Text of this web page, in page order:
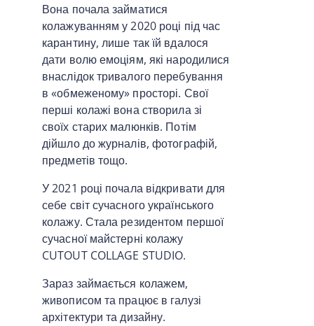
Вона почала займатися
колажуванням у 2020 році під час
карантину, лише так їй вдалося
дати волю емоціям, які народилися
внаслідок тривалого перебування
в «обмеженому» просторі. Свої
перші колажі вона створила зі
своїх старих малюнків. Потім
дійшло до журналів, фотографій,
предметів тощо.
У 2021 році почала відкривати для
себе світ сучасного українського
колажу. Стала резидентом першої
сучасної майстерні колажу
CUTOUT COLLAGE STUDIO.
Зараз займається колажем,
живописом та працює в галузі
архітектури та дизайну.